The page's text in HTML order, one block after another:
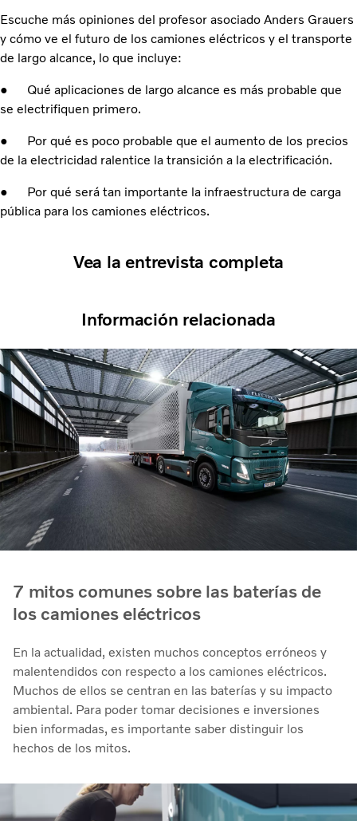
Escuche más opiniones del profesor asociado Anders Grauers
y cómo ve el futuro de los camiones eléctricos y el transporte
de largo alcance, lo que incluye:
● Qué aplicaciones de largo alcance es más probable que
se electrifiquen primero.
● Por qué es poco probable que el aumento de los precios
de la electricidad ralentice la transición a la electrificación.
● Por qué será tan importante la infraestructura de carga
pública para los camiones eléctricos.
Vea la entrevista completa
Información relacionada
7 mitos comunes sobre las baterías de
los camiones eléctricos
En la actualidad, existen muchos conceptos erróneos y
malentendidos con respecto a los camiones eléctricos.
Muchos de ellos se centran en las baterías y su impacto
ambiental. Para poder tomar decisiones e inversiones
bien informadas, es importante saber distinguir los
hechos de los mitos.